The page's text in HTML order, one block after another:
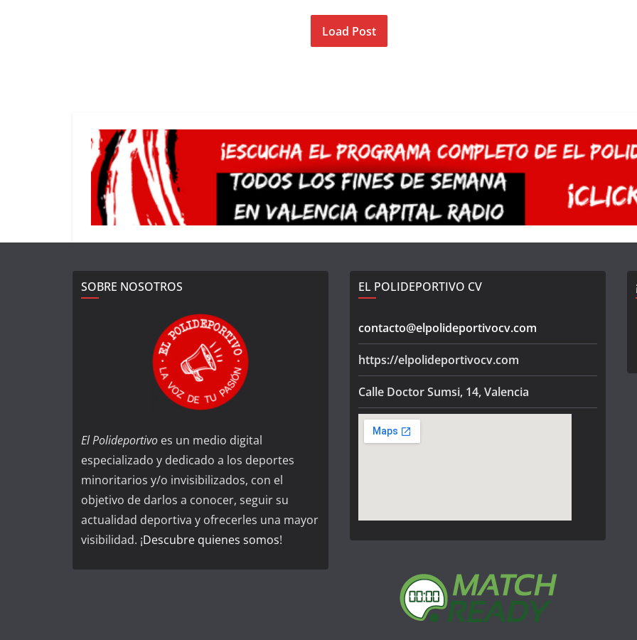
Load Post
SOBRE NOSOTROS
El Polideportivo es un medio digital
especializado y dedicado a los deportes
minoritarios y/o invisibilizados, con el
objetivo de darlos a conocer, seguir su
actualidad deportiva y ofrecerles una mayor
visibilidad. ¡Descubre quienes somos!
EL POLIDEPORTIVO CV
contacto@elpolideportivocv.com
https://elpolideportivocv.com
Calle Doctor Sumsi, 14, Valencia